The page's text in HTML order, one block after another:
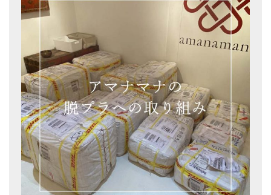
カートを見る
アマナマナのシンギングボウル
チベット・シンギングボウル
新・鍛造スペシャル
マンダラ彫（黒・渋金）
人気の3点セット
お得なアマナマナ・セット